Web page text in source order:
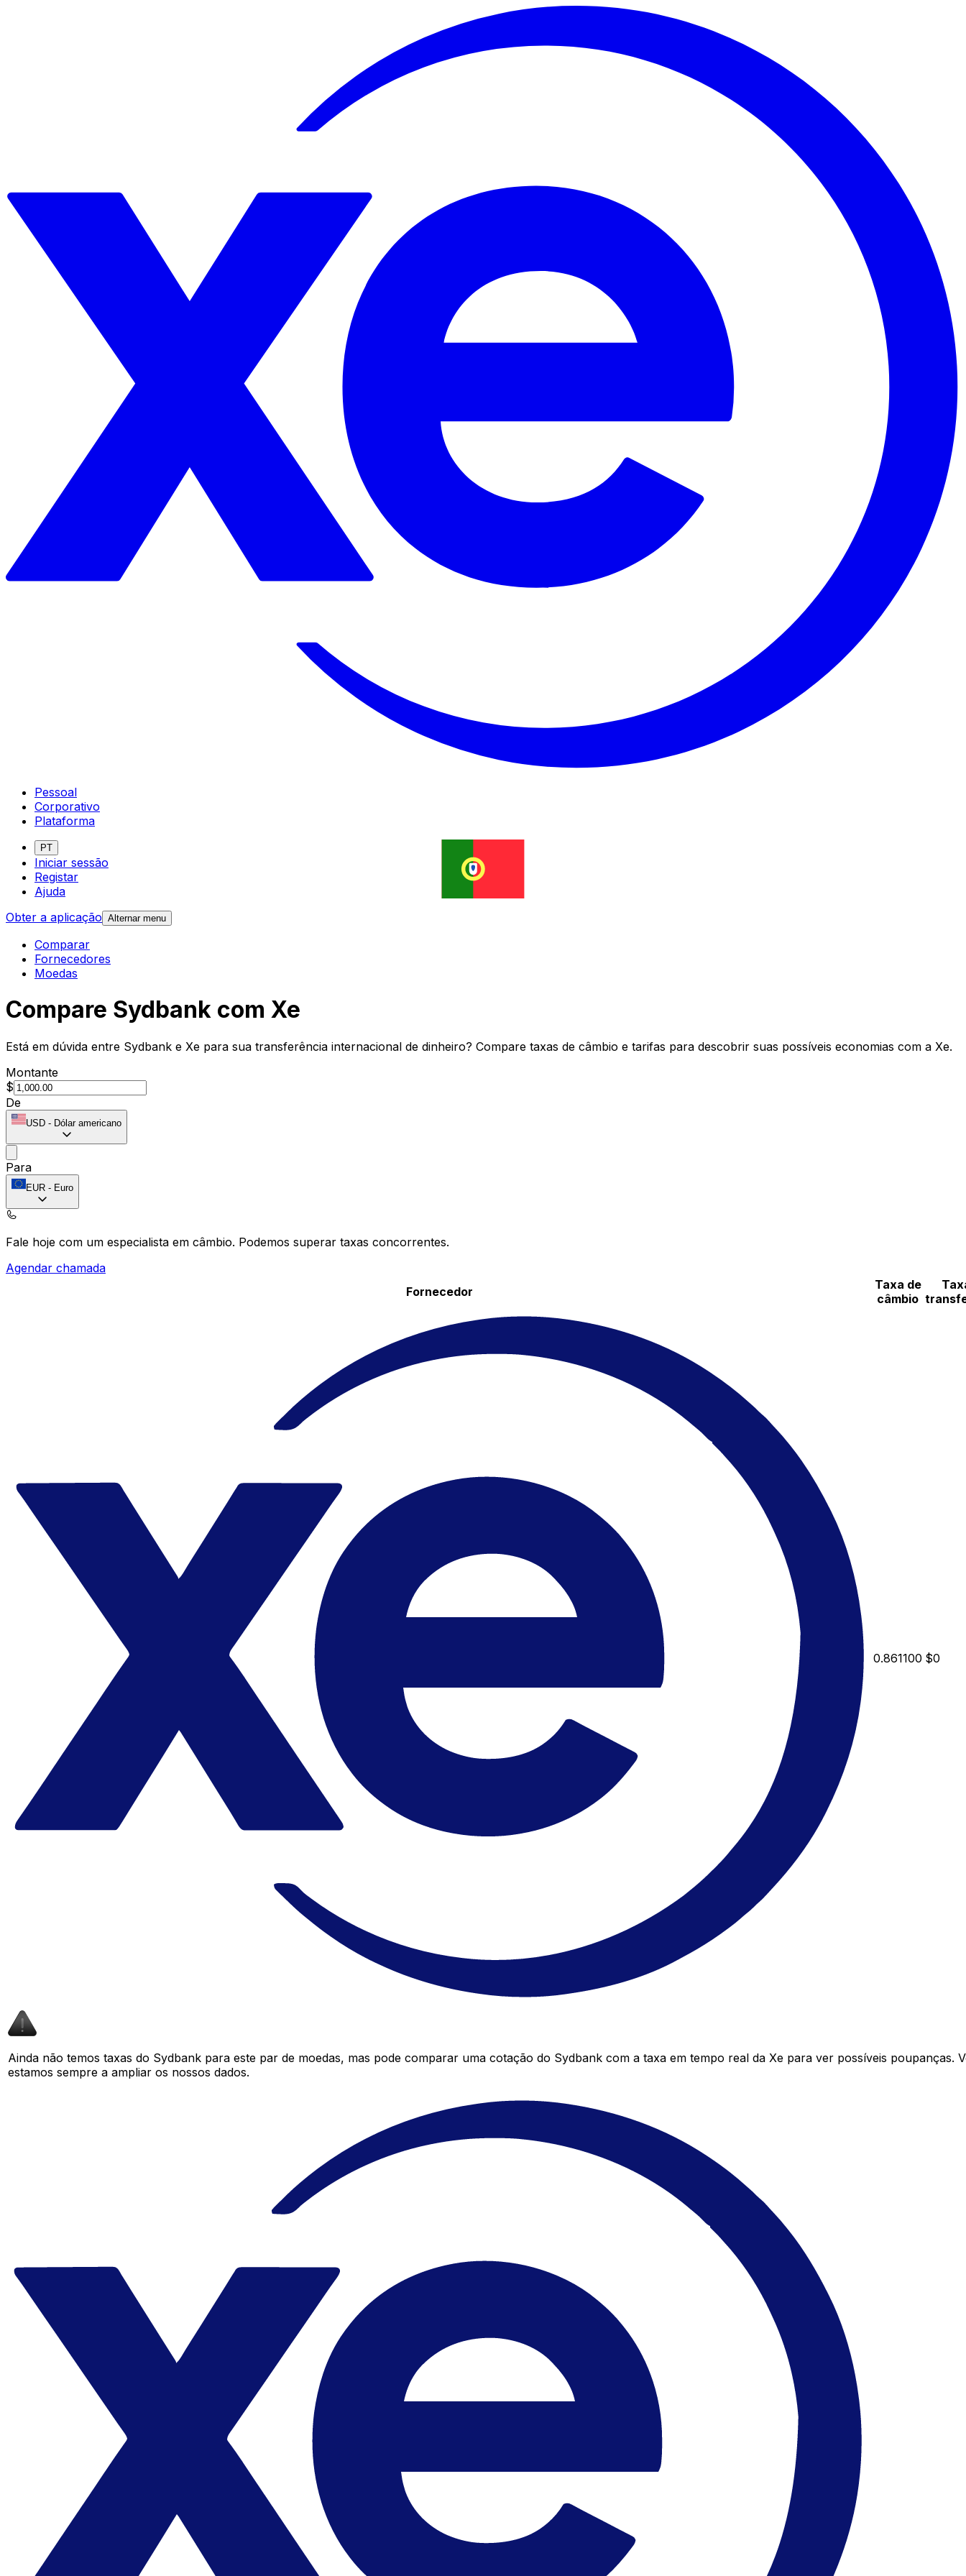
Pessoal
Corporativo
Plataforma
PT
Iniciar sessão
Registar
Ajuda
Obter a aplicação Alternar menu
Comparar
Fornecedores
Moedas
Compare Sydbank com Xe
Está em dúvida entre Sydbank e Xe para sua transferência internacional de dinheiro? Compare taxas de câmbio e tarifas para descobrir suas possíveis economias com a Xe.
Montante
$
De
USD - Dólar americano
Para
EUR - Euro
Fale hoje com um especialista em câmbio. Podemos superar taxas concorrentes.
Agendar chamada
Fornecedor
Taxa de
câmbio
0.861100 $0
Ainda não temos taxas do Sydbank para este par de moedas, mas pode comparar uma cotação do Sydbank com a taxa em tempo real da Xe para ver possíveis poupanças.
estamos sempre a ampliar os nossos dados.